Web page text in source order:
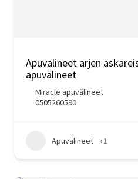
Apuvälineet arjen
apuvälineet
Miracle apuvälineet
0505260590
Apuvälineet +1